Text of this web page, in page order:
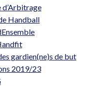
d’Arbitrage
Handball
gardien(ne)s de but
2019/23